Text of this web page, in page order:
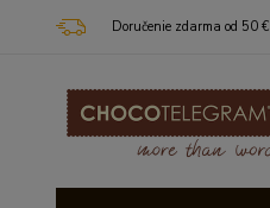
Doručenie zdarma od 50 €